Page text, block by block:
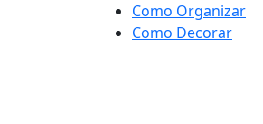
Como Organizar
Como Decorar